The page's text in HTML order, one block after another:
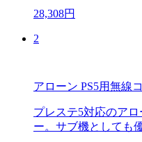
28,308円
2
アローン PS5用無線
プレステ5対応のア
ー。サブ機としても